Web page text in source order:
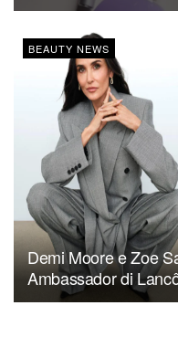
BEAUTY NEWS
Demi Moore e Zoe
Ambassador di